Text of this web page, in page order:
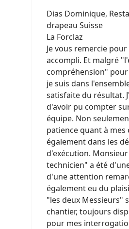
Dias Dominique,
drapeau Suisse
La Forclaz
Je vous remercie
accompli. Et malgré
compréhension" pour
je suis dans
satisfaite du résultat.
d'avoir pu compter
équipe. Non
patience quant à mes
également dans les
d'exécution.
technicien" a été
d'une attention
également eu du
"les deux Messieurs"
chantier, toujours
pour mes